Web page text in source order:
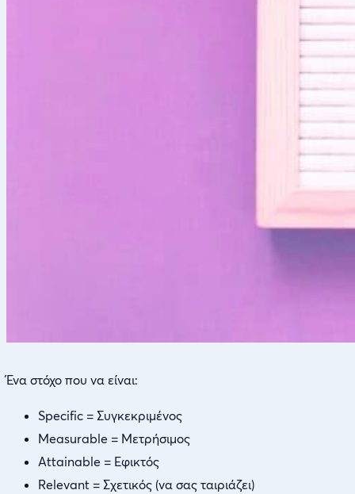
Ένα στόχο που να είναι:
Specific = Συγκεκριμένος
Measurable = Μετρήσιμος
Attainable = Εφικτός
Relevant = Σχετικός (να σας ταιριάζει)